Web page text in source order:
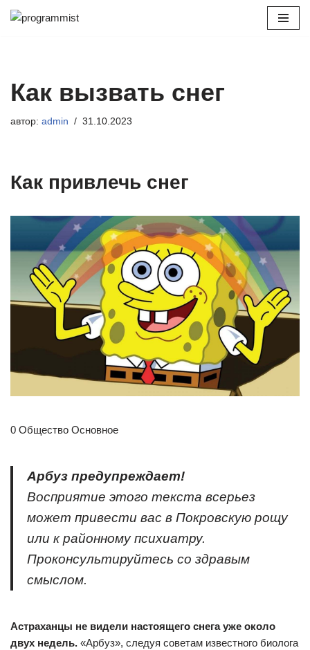
Как вызвать снег
автор: admin 31.10.2023
Как привлечь снег
0 Общество Основное
Арбуз предупреждает!
Восприятие этого текста всерьез
может привести вас в Покровскую рощу
или к районному психиатру.
Проконсультируйтесь со здравым
смыслом.
Астраханцы не видели настоящего снега уже около
двух недель. «Арбуз», следуя советам известного биолога